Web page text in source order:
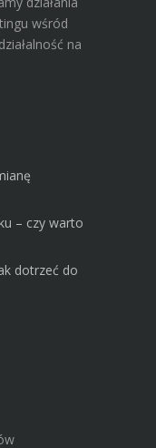
wśród
na
– czy warto
dotrzeć do